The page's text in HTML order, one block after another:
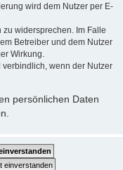
wird dem Nutzer per E-
widersprechen. Im Falle
Betreiber und dem Nutzer
Wirkung.
wenn der Nutzer
persönlichen Daten